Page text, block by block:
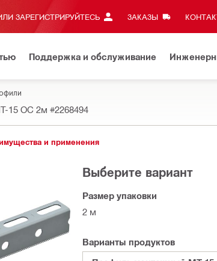
ЗАРЕГИСТРИРУЙТЕСЬ ЗАКАЗЫ
Поддержка и обслуживание
15 OC 2м #2268494
и применения
Выберите вариант
Размер упаковки
2 м
Варианты продуктов